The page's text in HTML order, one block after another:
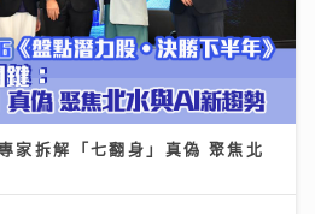
家拆解「七翻身」真偽 聚焦北